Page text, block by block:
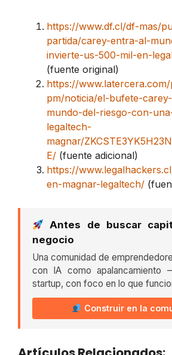
https://www.df.cl/df-mas/
partida/carey-entra-al-
invierte-us-500-mil-en-
(fuente original)
https://
pm/noticia/el-bufete-
mundo-del-riesgo-con-
legaltech-
magnar/
E/ (fuente adicional)
https://
en-magnar-legaltech/
Antes de buscar
negocio
Una comunidad de
con IA como apalancamiento
startup, con foco en lo que
Construir en la